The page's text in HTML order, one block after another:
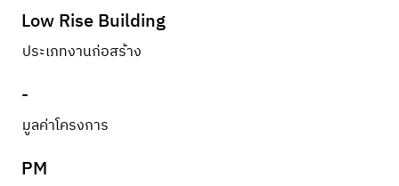
Low Rise Building
ประเภทงานก่อสร้าง
PM
-
มูลค่าโครงการ